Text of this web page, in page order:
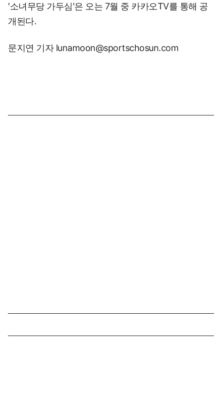
'소녀무당 가두심'은 오는 7월 중 카카오TV를 통해 공
개된다.
문지연 기자 lunamoon@sportschosun.com